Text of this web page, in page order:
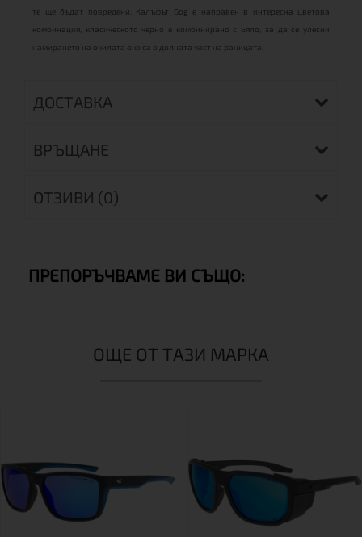
те ще бъдат повредени. Калъфът Gog е направен в интересна цветова
комбинация, класическото черно е комбинирано с Бяло, за да се улесни
намирането на очилата ако са в долната част на раницата.
ДОСТАВКА
ВРЪЩАНЕ
ОТЗИВИ (0)
ПРЕПОРЪЧВАМЕ ВИ СЪЩО:
ОЩЕ ОТ ТАЗИ МАРКА